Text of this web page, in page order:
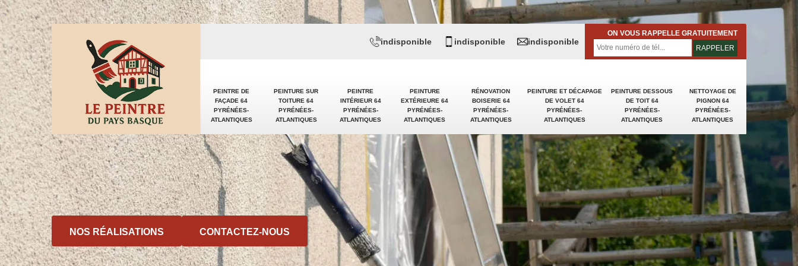
PEINTRE DE
FAÇADE 64
PYRÉNÉES-
ATLANTIQUES
PEINTURE SUR
TOITURE 64
PYRÉNÉES-
ATLANTIQUES
PEINTRE
INTÉRIEUR 64
PYRÉNÉES-
ATLANTIQUES
PEINTURE
EXTÉRIEURE 64
PYRÉNÉES-
ATLANTIQUES
RÉNOVATION
BOISERIE 64
PYRÉNÉES-
ATLANTIQUES
PEINTURE ET DÉCAPAGE
DE VOLET 64
PYRÉNÉES-
ATLANTIQUES
PEINTURE DESSOUS
DE TOIT 64
PYRÉNÉES-
ATLANTIQUES
NETTOYAGE DE
PIGNON 64
PYRÉNÉES-
ATLANTIQUES
indisponible indisponible indisponible
ON VOUS RAPPELLE GRATUITEMENT
NOS RÉALISATIONS CONTACTEZ-NOUS